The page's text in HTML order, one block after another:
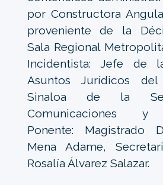
por Constructora
proveniente de la
Sala Regional
Incidentista: Jefe de
Asuntos Jurídicos
Sinaloa de la
Comunicaciones y
Ponente: Magistrado
Mena Adame,
Rosalía Álvarez Salazar.